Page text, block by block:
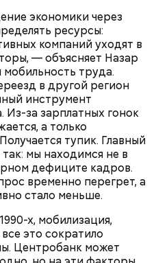
экономики через
ресурсы:
компаний уходят в
— объясняет Назар
труда.
в другой регион
инструмент
Из-за зарплатных гонок
а только
тупик. Главный
мы находимся не в
дефиците кадров.
временно перегрет, а
стало меньше.
х, мобилизация,
это сократило
Центробанк может
выращивают в
растет в основном в
в августе, —